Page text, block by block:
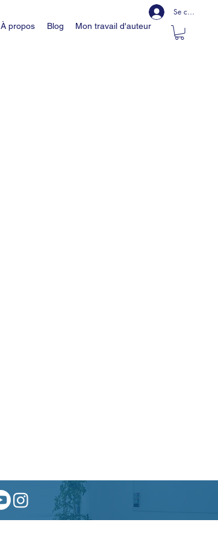
À propos Blog Mon travail d'auteur
Se connecter